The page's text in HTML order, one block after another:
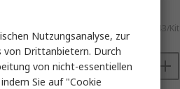
CHF.706.43/Kit
Menge
Nutzungsanalyse, zur
von Drittanbietern. Durch
von nicht-essentiellen
Sie auf "Cookie